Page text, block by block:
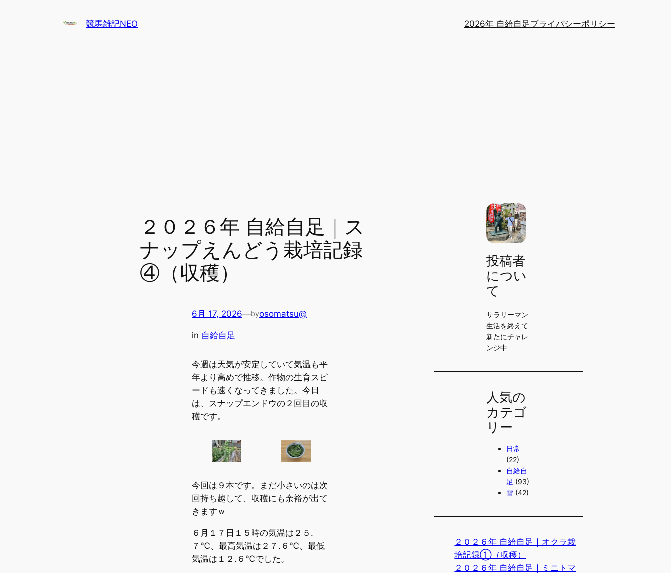
競馬雑記NEO 2026年 自給自足プライバシーポリシー
２０２６年 自給自足｜ス
ナップえんどう栽培記録
④（収穫）
6月 17, 2026—byosomatsu@
in 自給自足
今週は天気が安定していて気温も平
年より高めで推移。作物の生育スピ
ードも速くなってきました。今日
は、スナップエンドウの２回目の収
穫です。
今回は９本です。まだ小さいのは次
回持ち越して、収穫にも余裕が出て
きますｗ
６月１７日１５時の気温は２５.
７℃、最高気温は２７.６℃、最低
気温は１２.６℃でした。
投稿者
につい
て
サラリーマン
生活を終えて
新たにチャレ
ンジ中
人気の
カテゴ
リー
日常
(22)
自給自
足 (93)
雪 (42)
２０２６年 自給自足｜オクラ栽
培記録①（収穫）
２０２６年 自給自足｜ミニトマ